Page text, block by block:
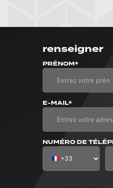
renseigner
PRÉNOM*
E-MAIL*
NUMÉRO DE